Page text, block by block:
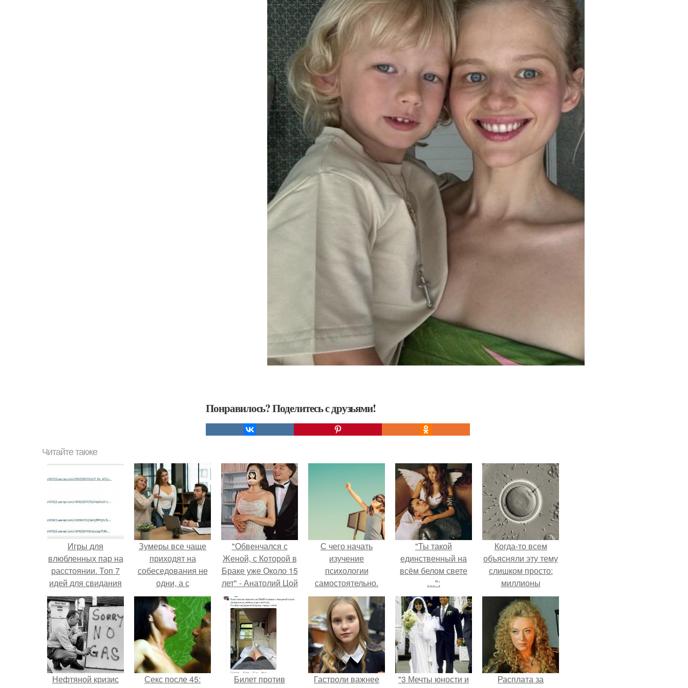
Понравилось? Поделитесь с друзьями!
Читайте также
Игры для
влюбленных пар на
расстоянии. Топ 7
идей для свидания
на расстоянии
Зумеры все чаще
приходят на
собеседования не
одни, а с
родителями,
жалуются эйчары.
"Обвенчался с
Женой, с Которой в
Браке уже Около 15
лет" - Анатолий Цой
поклонников
"тайной свадьбой".
С чего начать
изучение
психологии
самостоятельно.
«Психология
человека» от
4BRAIN
"Ты такой
единственный на
всём белом свете
…":
Когда-то всем
объясняли эту тему
слишком просто:
миллионы
сперматозоидов
бегут к цели, а
побеждает самый
быстрый.
Нефтяной кризис
Секс после 45:
Билет против
Гастроли важнее
"3 Мечты юности и
Расплата за